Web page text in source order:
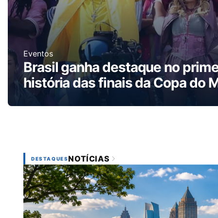
Eventos
Brasil ganha destaque no
história das finais da Copa do
DESTAQUESNOTÍCIAS